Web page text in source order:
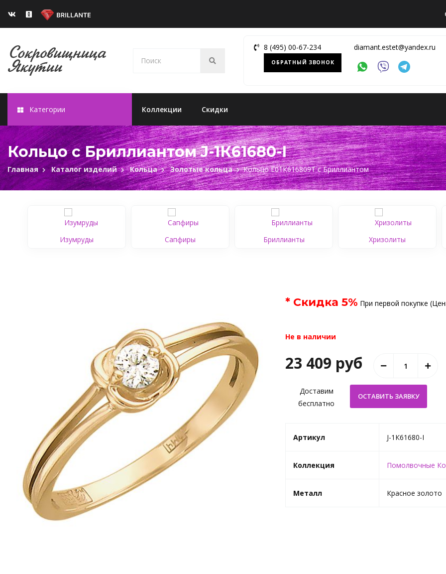
8 (495) 00-67-234
ОБРАТНЫЙ ЗВОНОК
diamant.estet@yandex.ru
Категории Коллекции Скидки
Кольцо с Бриллиантом J-1К61680-I
Главная Каталог изделий Кольца Золотые кольца Кольцо Е01К616809Т c Бриллиантом
Изумруды Сапфиры Бриллианты Хризолиты
* Скидка 5% При первой покупке
Не в наличии
23 409 руб
Доставим
бесплатно
Артикул J-1К61680-I
Коллекция Помолвочные
Металл Красное золото